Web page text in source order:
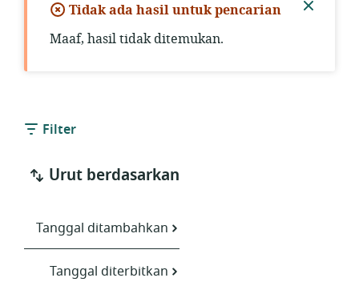
Tidak ada hasil untuk pencarian
Maaf, hasil tidak ditemukan.
Filter
Urut berdasarkan
Tanggal ditambahkan
Tanggal diterbitkan